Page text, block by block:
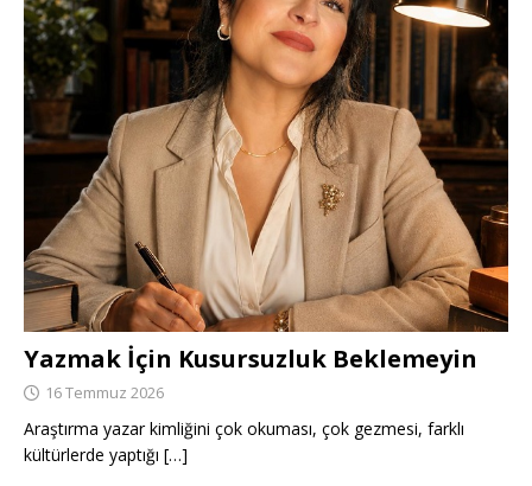
Yazmak İçin Kusursuzluk Beklemeyin
16 Temmuz 2026
Araştırma yazar kimliğini çok okuması, çok gezmesi, farklı
kültürlerde yaptığı […]